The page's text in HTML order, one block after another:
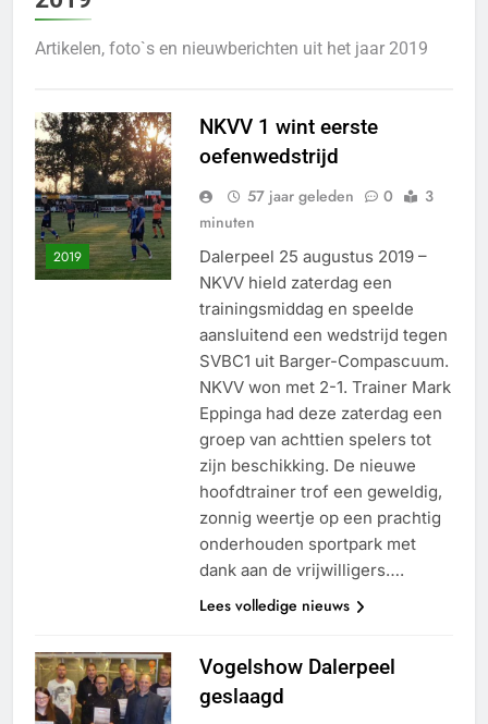
Artikelen, foto`s en nieuwberichten uit het jaar 2019
2019
NKVV 1 wint eerste
oefenwedstrijd
57 jaar geleden 0
3
minuten
Dalerpeel 25 augustus 2019 –
NKVV hield zaterdag een
trainingsmiddag en speelde
aansluitend een wedstrijd tegen
SVBC1 uit Barger-Compascuum.
NKVV won met 2-1. Trainer Mark
Eppinga had deze zaterdag een
groep van achttien spelers tot
zijn beschikking. De nieuwe
hoofdtrainer trof een geweldig,
zonnig weertje op een prachtig
onderhouden sportpark met
dank aan de vrijwilligers….
Lees volledige nieuws
Vogelshow Dalerpeel
geslaagd